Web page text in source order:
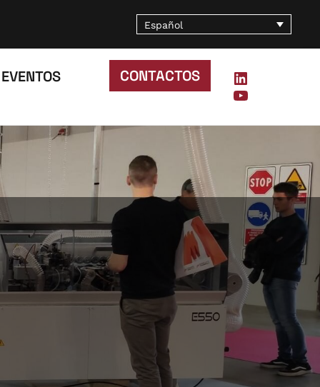
Español
EVENTOS CONTACTOS
LinkedIn
YouTube